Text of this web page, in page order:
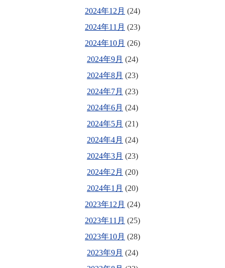
2024年12月 (24)
2024年11月 (23)
2024年10月 (26)
2024年9月 (24)
2024年8月 (23)
2024年7月 (23)
2024年6月 (24)
2024年5月 (21)
2024年4月 (24)
2024年3月 (23)
2024年2月 (20)
2024年1月 (20)
2023年12月 (24)
2023年11月 (25)
2023年10月 (28)
2023年9月 (24)